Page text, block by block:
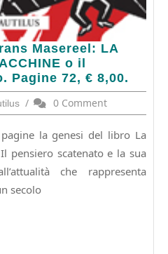
Masereel: LA
o il
Pagine 72, € 8,00.
nautilus
/ 0 Comment
la genesi del libro La
pensiero scatenato e la sua
che rappresenta
secolo